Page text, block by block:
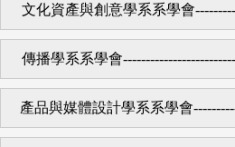
文化資產與創意學系系學會
傳播學系系學會
產品與媒體設計學系系學會